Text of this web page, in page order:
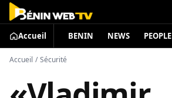
Accueil BENIN NEWS PEOPLE
Accueil / Sécurité